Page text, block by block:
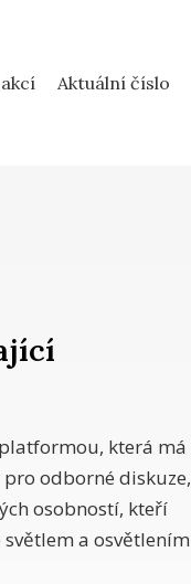
Aktuální číslo
která má
odborné diskuze,
osobností, kteří
a osvětlením